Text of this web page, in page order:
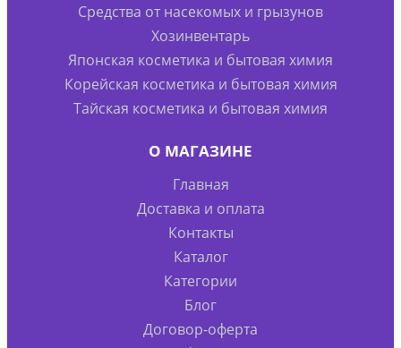
Средства от насекомых и грызунов
Хозинвентарь
Японская косметика и бытовая химия
Корейская косметика и бытовая химия
Тайская косметика и бытовая химия
О МАГАЗИНЕ
Главная
Доставка и оплата
Контакты
Каталог
Категории
Блог
Договор-оферта